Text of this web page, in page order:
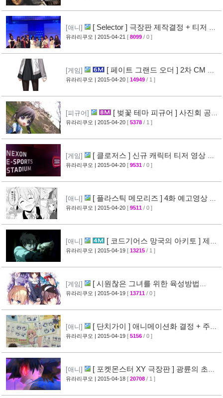
[애니]
[ Selector ] 극장판 제작결정 + 티저 영
상 공개
[24]
유라리쿠오 | 2015-04-21 [ 8099 / 0 ]
[게임]
[ 페이트 그랜드 오더 ] 2차 CM 영
상 공개 ( Fate/Grand Order )
유라리쿠오 | 2015-04-20 [ 14949 / 1 ]
[피규어]
[ 벚꽃 테마 피규어 ] 사진회 공개
( 굿스마일 ) [29]
유라리쿠오 | 2015-04-20 [ 5378 / 1 ]
[게임]
[ 클로저스 ] 신규 캐릭터 티저 영상 공
개 [42]
유라리쿠오 | 2015-04-20 [ 9531 / 0 ]
[애니]
[ 플라스틱 메모리즈 ] 4화 예고영상 +
애니메이션 비교 화면 공개
유라리쿠오 | 2015-04-20 [ 9511 / 0 ]
[애니]
[ 코드기어스 망국의 아키토 ] 제3
장 다이제스트 10분영상 공개
유라리쿠오 | 2015-04-19 [ 13215 / 1 ]
[게임]
[ 시원찮은 그녀를 위한 육성방법
blessing flowers ] 캐릭터 소개 영상 공개
유라리쿠오 | 2015-04-19 [ 13711 / 0 ]
[애니]
[ 단치가이 ] 애니메이션화 결정 + 주요
성우진 공개 [27]
유라리쿠오 | 2015-04-19 [ 5156 / 0 ]
[애니]
[ 포켓몬스터 XY 극장판 ] 광륜의 초마
신 후파 PV 영상 공개 [47]
유라리쿠오 | 2015-04-18 [ 20708 / 1 ]